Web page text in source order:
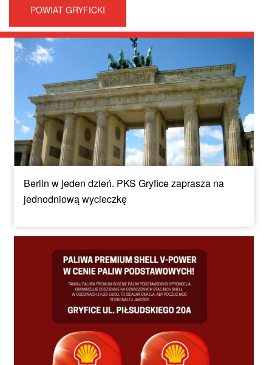
POWIAT GRYFICKI
Berlin w jeden dzień. PKS Gryfice zaprasza na
jednodniową wycieczkę